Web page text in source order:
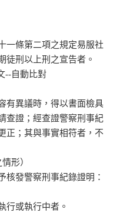
條第二項之規定易服社
徒刑以上刑之宣告者。
--自動比對
異議時，得以書面檢具
查證；經查證警察刑事紀
正；其與事實相符者，不
形）
發警察刑事紀錄證明：
或執行中者。